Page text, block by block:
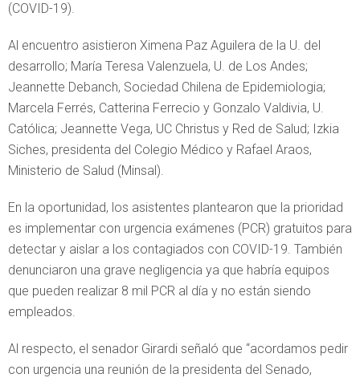
(COVID-19).
Al encuentro asistieron Ximena Paz Aguilera de la U. del
desarrollo; María Teresa Valenzuela, U. de Los Andes;
Jeannette Debanch, Sociedad Chilena de Epidemiologia;
Marcela Ferrés, Catterina Ferrecio y Gonzalo Valdivia, U.
Católica; Jeannette Vega, UC Christus y Red de Salud; Izkia
Siches, presidenta del Colegio Médico y Rafael Araos,
Ministerio de Salud (Minsal).
En la oportunidad, los asistentes plantearon que la prioridad
es implementar con urgencia exámenes (PCR) gratuitos para
detectar y aislar a los contagiados con COVID-19. También
denunciaron una grave negligencia ya que habría equipos
que pueden realizar 8 mil PCR al día y no están siendo
empleados.
Al respecto, el senador Girardi señaló que “acordamos pedir
con urgencia una reunión de la presidenta del Senado,